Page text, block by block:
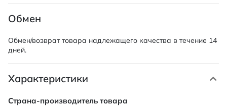
Обмен
Обмен/возврат товара надлежащего качества в течение 14
дней.
Характеристики
Характеристики